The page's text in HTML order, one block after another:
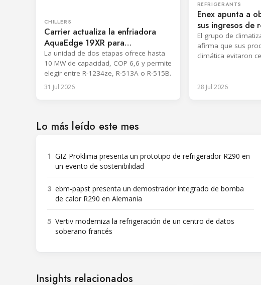
CHILLERS
Carrier actualiza la enfriadora
AquaEdge 19XR para
refrigerantes de bajo GWP
La unidad de dos etapas ofrece hasta
10 MW de capacidad, COP 6,6 y permite
elegir entre R-1234ze, R-513A o R-515B.
31 Jul 2026
REFRIGERANTS
Enex apunta a
sus ingresos de
naturales en
El grupo de
afirma que sus
climática evitaron
28 Jul 2026
Lo más leído este mes
1 GIZ Proklima presenta un prototipo de refrigerador R290 en
un evento de sostenibilidad
3 ebm-papst presenta un demostrador integrado de bomba
de calor R290 en Alemania
5 Vertiv moderniza la refrigeración de un centro de datos
soberano francés
Insights relacionados